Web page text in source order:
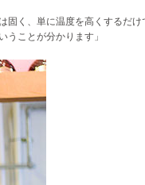
固く、単に温度を高くするだけ
ことが分かります」